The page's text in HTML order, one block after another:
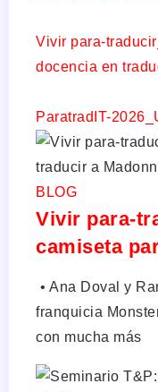
Vivir para-
docencia en
ParatradIT-
BLOG
Vivir para-
camiseta
•⁠ Ana Doval y
franquicia
con mucha más